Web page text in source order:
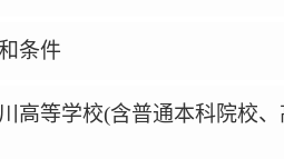
条件
高等学校(含普通本科院校